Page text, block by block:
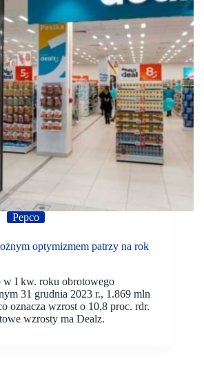
Pepco
optymizmem patrzy na rok
w I kw. roku obrotowego
31 grudnia 2023 r., 1.869 mln
oznacza wzrost o 10,8 proc. rdr.
wzrosty ma Dealz.